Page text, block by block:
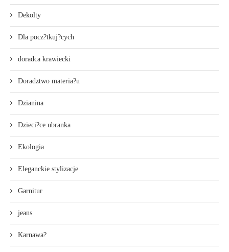
Dekolty
Dla pocz?tkuj?cych
doradca krawiecki
Doradztwo materia?u
Dzianina
Dzieci?ce ubranka
Ekologia
Eleganckie stylizacje
Garnitur
jeans
Karnawa?